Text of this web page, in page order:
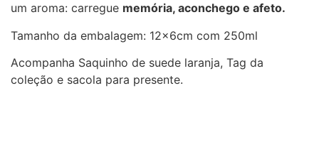
um aroma: carregue memória, aconchego e afeto.
Tamanho da embalagem: 12x6cm com 250ml
Acompanha Saquinho de suede laranja, Tag da
coleção e sacola para presente.